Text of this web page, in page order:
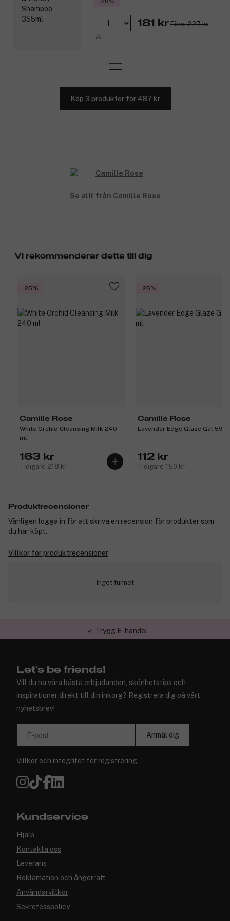
181 kr Före: 227 kr
Köp 3 produkter för 487 kr
Se allt från Camille Rose
Vi rekommenderar detta till dig
-25%
Camille Rose
White Orchid Cleansing Milk 240
ml
163 kr
Tidigare 218 kr
-25%
Camille Rose
Lavender Edge Glaze Gel 59
112 kr
Tidigare 150 kr
Produktrecensioner
Vänligen logga in för att skriva en recension för produkter som
du har köpt.
Villkor för produktrecensioner
Inget funnet
✓ Trygg E-handel
Let's be friends!
Vill du ha våra bästa erbjudanden, skönhetstips och
inspirationer direkt till din inkorg? Registrera dig på vårt
nyhetsbrev!
E-post Anmäl dig
Villkor och integritet för registrering
Kundservice
Hjälp
Kontakta oss
Leverans
Reklamation och ångerrätt
Användarvillkor
Sekretesspolicy